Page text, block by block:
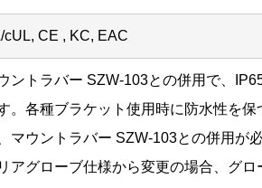
cUL, CE , KC, EAC
ントラバー SZW-103との併用で、
。各種ブラケット使用時に防水性を保
マウントラバー SZW-103との併用が必
アグローブ仕様から変更の場合、グロ